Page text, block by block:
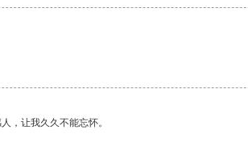
，让我久久不能忘怀。